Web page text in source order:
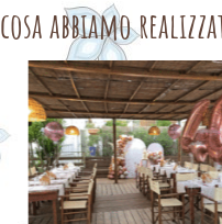
cosa abbiamo